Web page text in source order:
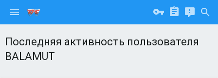
Последняя активность пользователя
BALAMUT